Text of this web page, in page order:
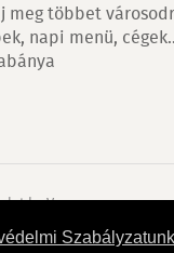
meg többet
napi menü,
byVoov